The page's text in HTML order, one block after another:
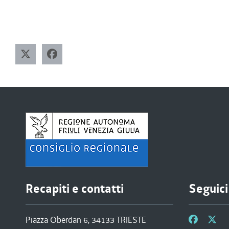
Recapiti e contatti
Piazza Oberdan 6, 34133 TRIESTE